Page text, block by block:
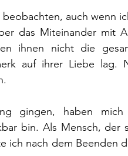
auch wenn
das Miteinander mit
ihnen nicht die
auf ihrer Liebe lag.
gingen, haben mich
bin. Als Mensch, der
ich nach dem Beenden